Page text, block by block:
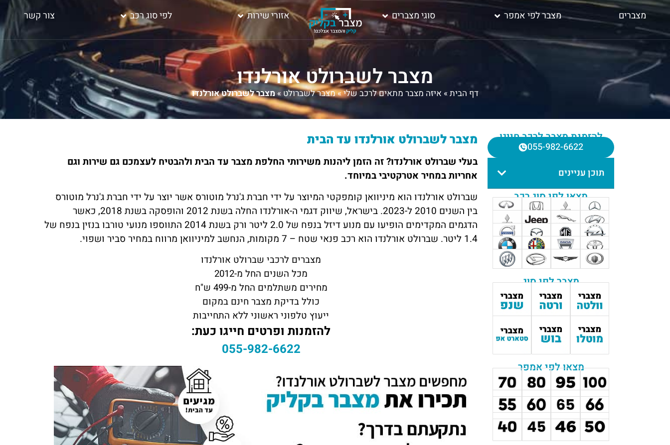
מצברים מצבר לפי אמפר סוגי מצברים אזורי שירות לפי סוג רכב צור קשר
מצבר לשברולט אורלנדו
דף הבית » איזה מצבר מתאים לרכב שלי»מצבר לשברולט»מצבר לשברולט אורלנדו
להזמנת מצבר לרכב חייגו
055-982-6622
תוכן עניינים
מצאו לפי סוג רכב
מצבר לפי סוג
מצאו לפי אמפר
מצבר לשברולט אורלנדו עד הבית
בעלי שברולט אורלנדו? זה הזמן ליהנות משירותי החלפת מצבר עד הבית ולהבטיח לעצמכם גם שירות וגם
אחריות במחיר אטרקטיבי במיוחד.
שברולט אורלנדו הוא מיניוואן קומפקטי המיוצר על ידי חברת ג'נרל מוטורס אשר יוצר על ידי חברת ג'נרל מוטורס
בין השנים 2010 ל-2023. בישראל, שיווק דגמי ה-אורלנדו החלה בשנת 2012 והופסקה בשנת 2018, כאשר
הדגמים המקדימים הופיעו עם מנוע דיזל בנפח של 2.0 ליטר ורק בשנת 2014 התווספו מנועי טורבו בנזין בנפח של
1.4 ליטר. שברולט אורלנדו הוא רכב פנאי שטח – 7 מקומות, הנחשב למיניוואן מרווח במחיר סביר ושפוי.
מצברים לרכבי שברולט אורלנדו
מכל השנים החל מ-2012
מחירים משתלמים החל מ-499 ש"ח
כולל בדיקת מצבר חינם במקום
ייעוץ טלפוני ראשוני ללא התחייבות
להזמנות ופרטים חייגו כעת:
055-982-6622